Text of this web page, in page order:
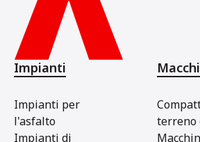
Impianti
Impianti per
l'asfalto
Impianti di
terreno